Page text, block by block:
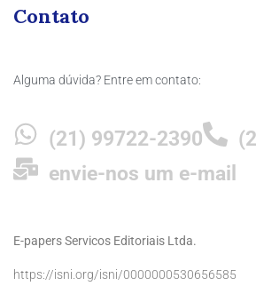
Contato
Alguma dúvida? Entre em contato:
(21) 99722-2390
envie-nos um e-mail
E-papers Servicos Editoriais Ltda.
https://isni.org/isni/0000000530656585